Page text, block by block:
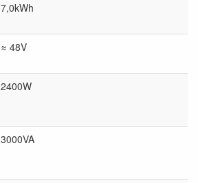
7,0kWh
≈ 48V
2400W
3000VA